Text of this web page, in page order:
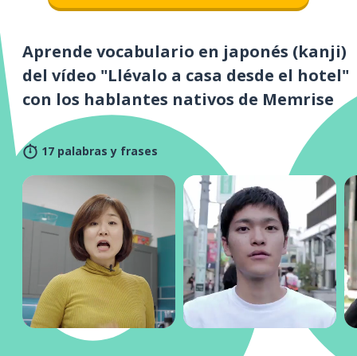
Aprende vocabulario en japonés (kanji)
del vídeo "Llévalo a casa desde el hotel"
con los hablantes nativos de Memrise
17 palabras y frases